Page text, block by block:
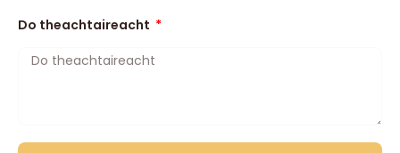
Do theachtaireacht